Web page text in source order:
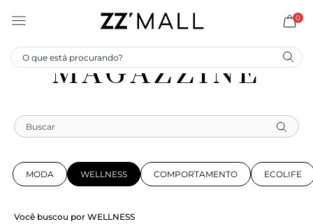
0
MAGAZZINE
MODA WELLNESS COMPORTAMENTO ECOLIFE
Você buscou por WELLNESS